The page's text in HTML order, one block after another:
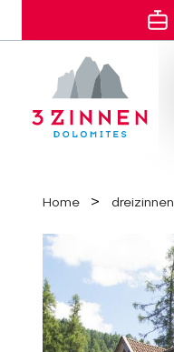
Home dreizinnen